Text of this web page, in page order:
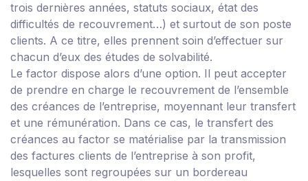
trois dernières années, statuts sociaux, état des
difficultés de recouvrement…) et surtout de son poste
clients. A ce titre, elles prennent soin d’effectuer sur
chacun d’eux des études de solvabilité.
Le factor dispose alors d’une option. Il peut accepter
de prendre en charge le recouvrement de l’ensemble
des créances de l’entreprise, moyennant leur transfert
et une rémunération. Dans ce cas, le transfert des
créances au factor se matérialise par la transmission
des factures clients de l’entreprise à son profit,
lesquelles sont regroupées sur un bordereau